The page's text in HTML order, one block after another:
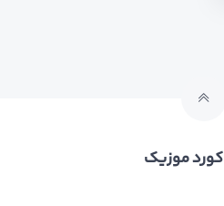
کورد موزیک